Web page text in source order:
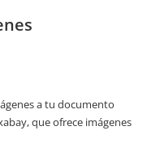
a tu documento
que ofrece imágenes